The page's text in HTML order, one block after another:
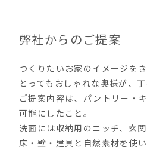
弊社からのご提案
つくりたいお家のイメージを
とってもおしゃれな奥様が、
ご提案内容は、パントリー・
可能にしたこと。
洗面には収納用のニッチ、玄
床・壁・建具と自然素材を使